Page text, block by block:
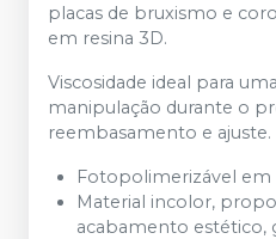
placas de bruxismo e
em resina 3D.
Viscosidade ideal para
manipulação durante o
reembasamento e ajuste.
Fotopolimerizável em
Material incolor,
acabamento estético,